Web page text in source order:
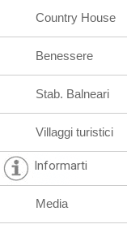
Country House
Benessere
Stab. Balneari
Villaggi turistici
Informarti
Media